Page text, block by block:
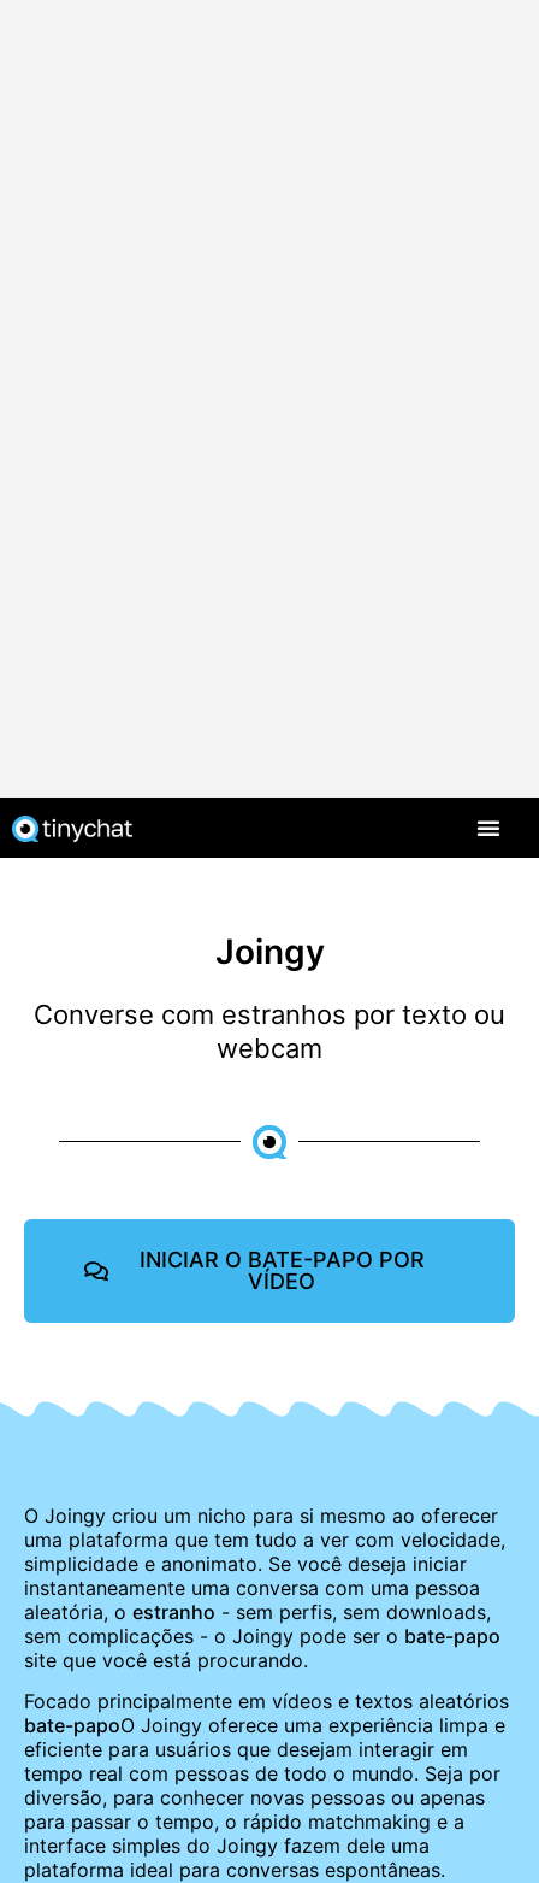
Joingy
Converse com estranhos por texto ou
webcam
INICIAR O BATE-PAPO POR
VÍDEO
O Joingy criou um nicho para si mesmo ao oferecer
uma plataforma que tem tudo a ver com velocidade,
simplicidade e anonimato. Se você deseja iniciar
instantaneamente uma conversa com uma pessoa
aleatória, o estranho - sem perfis, sem downloads,
sem complicações - o Joingy pode ser o bate-papo
site que você está procurando.
Focado principalmente em vídeos e textos aleatórios
bate-papoO Joingy oferece uma experiência limpa e
eficiente para usuários que desejam interagir em
tempo real com pessoas de todo o mundo. Seja por
diversão, para conhecer novas pessoas ou apenas
para passar o tempo, o rápido matchmaking e a
interface simples do Joingy fazem dele uma
plataforma ideal para conversas espontâneas.